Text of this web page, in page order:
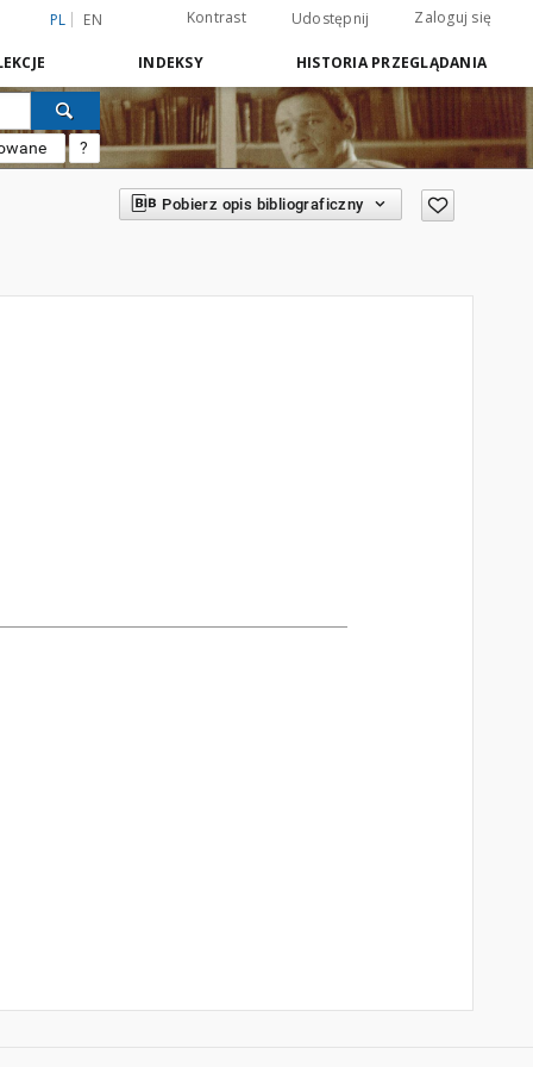
PL EN Kontrast Udostępnij Zaloguj się
INDEKSY HISTORIA PRZEGLĄDANIA
?
Pobierz opis bibliograficzny